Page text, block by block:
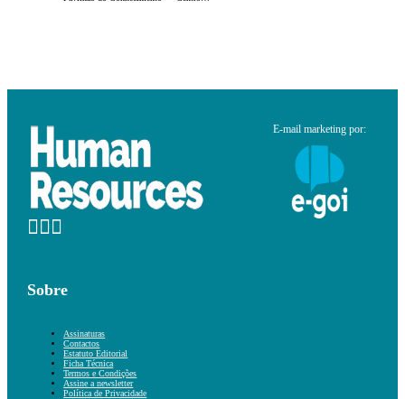
E-mail marketing por:
Sobre
Assinaturas
Contactos
Estatuto Editorial
Ficha Técnica
Termos e Condições
Assine a newsletter
Política de Privacidade